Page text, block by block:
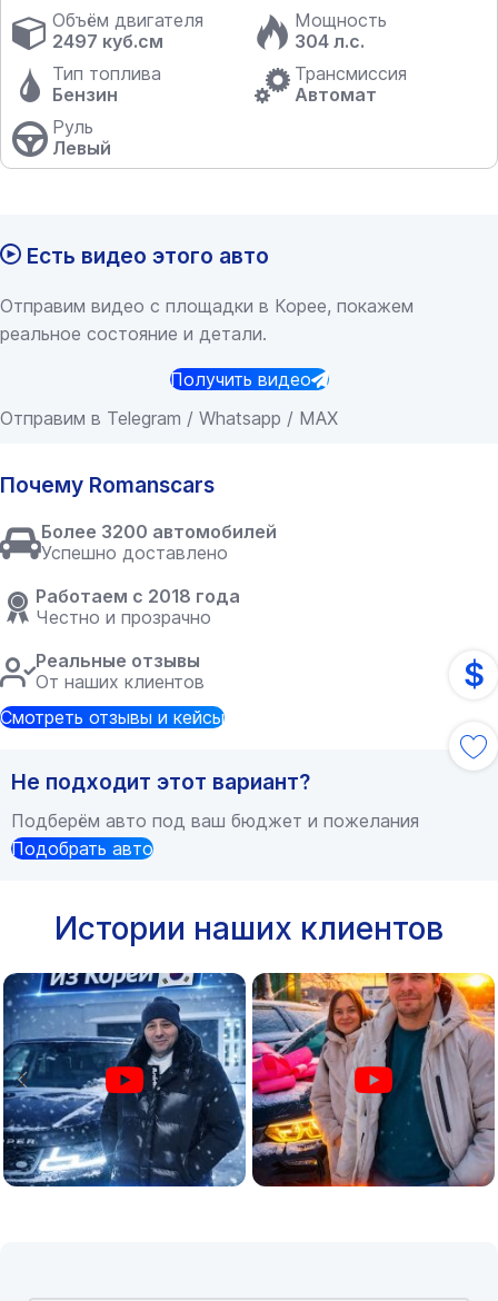
Объём двигателя
2497 куб.см
Мощность
304 л.с.
Тип топлива
Бензин
Трансмиссия
Автомат
Руль
Левый
Есть видео этого авто
Отправим видео с площадки в Корее, покажем
реальное состояние и детали.
Получить видео
Отправим в Telegram / Whatsapp / MAX
Почему Romanscars
Более 3200 автомобилей
Успешно доставлено
Работаем с 2018 года
Честно и прозрачно
Реальные отзывы
От наших клиентов
Смотреть отзывы и кейсы
Не подходит этот вариант?
Подберём авто под ваш бюджет и пожелания
Подобрать авто
Истории наших клиентов
$